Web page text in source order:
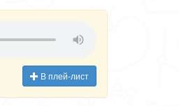
В плей-лист